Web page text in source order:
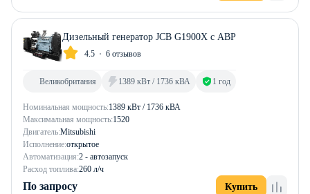
Дизельный генератор JCB G1900X с АВР
4.5 6 отзывов
Номинальная мощность:1389 кВт / 1736 кВА
Максимальная мощность:1520
Двигатель:Mitsubishi
Исполнение:открытое
Автоматизация:2 - автозапуск
Расход топлива:260 л/ч
Великобритания 1389 кВт / 1736 кВА 1 год
По запросу Купить